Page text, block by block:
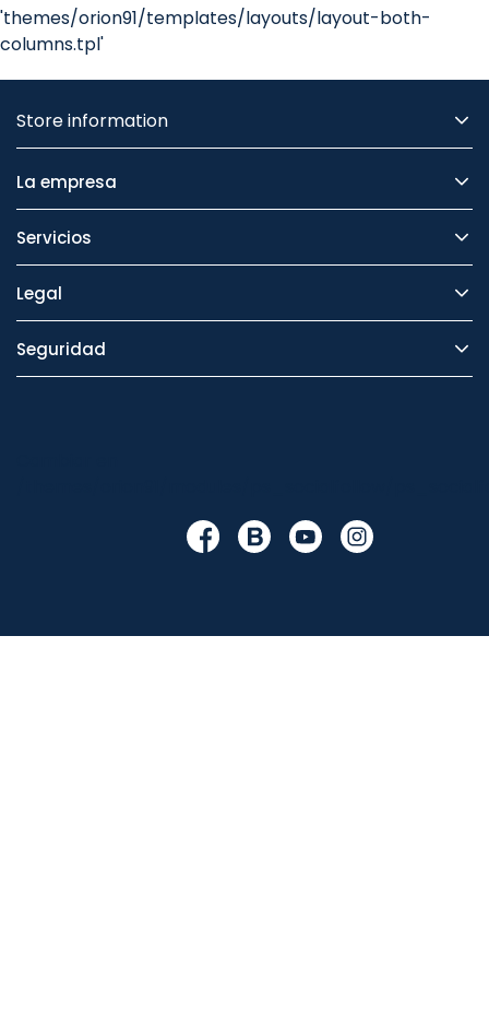
'themes/orion91/templates/layouts/layout-both-
columns.tpl'
Store information
La empresa
Servicios
Legal
Seguridad